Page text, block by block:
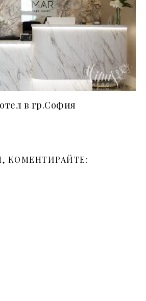
в гр.София
КОМЕНТИРАЙТЕ: